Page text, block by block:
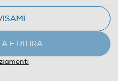
E RITIRA